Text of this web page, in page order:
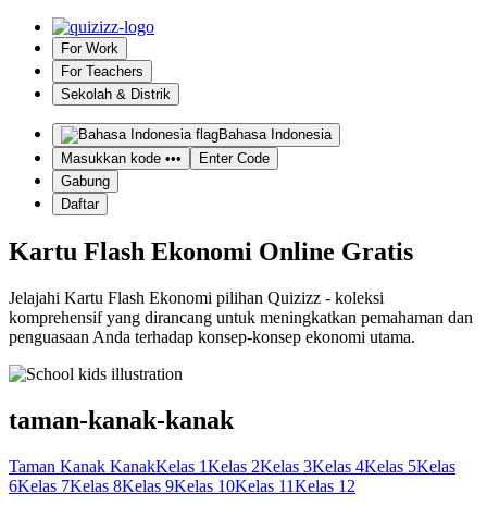
For Work
For Teachers
Sekolah & Distrik
Bahasa Indonesia
Masukkan kode •••
Enter Code
Gabung
Daftar
Kartu Flash Ekonomi Online Gratis
Jelajahi Kartu Flash Ekonomi pilihan Quizizz - koleksi
komprehensif yang dirancang untuk meningkatkan pemahaman dan
penguasaan Anda terhadap konsep-konsep ekonomi utama.
taman-kanak-kanak
Taman Kanak KanakKelas 1Kelas 2Kelas 3Kelas 4Kelas 5Kelas
6Kelas 7Kelas 8Kelas 9Kelas 10Kelas 11Kelas 12